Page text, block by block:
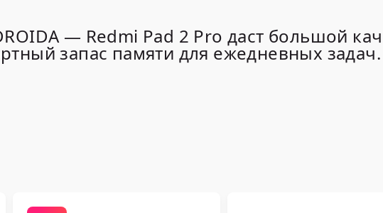
— Redmi Pad 2 Pro даст большой
запас памяти для ежедневных задач.